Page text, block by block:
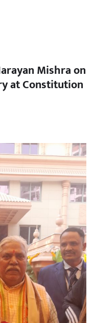
Mishra on
at Constitution